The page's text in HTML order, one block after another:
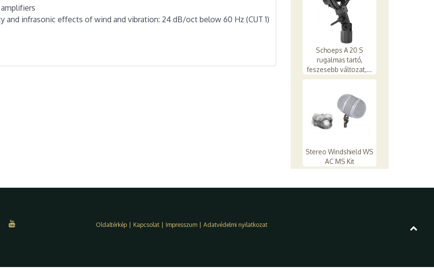
infrasonic effects of wind and vibration: 24 dB/oct below 60 Hz (CUT 1)
Schoeps A 20 S
rugalmas tartó,
feszesebb változat,...
Stereo Windshield WS
AC MS Kit
Oldaltérkép Kapcsolat Impresszum Adatvédelmi nyilatkozat